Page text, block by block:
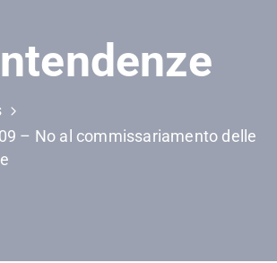
– No al commissariamento delle